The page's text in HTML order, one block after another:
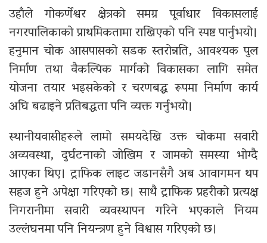
उहाँले गोकर्णेश्वर क्षेत्रको समग्र पूर्वाधार विकासलाई
नगरपालिकाको प्राथमिकतामा राखिएको पनि स्पष्ट पार्नुभयो।
हनुमान चोक आसपासको सडक स्तरोन्नति, आवश्यक पुल
निर्माण तथा वैकल्पिक मार्गको विकासका लागि समेत
योजना तयार भइसकेको र चरणबद्ध रूपमा निर्माण कार्य
अघि बढाइने प्रतिबद्धता पनि व्यक्त गर्नुभयो।
स्थानीयवासीहरूले लामो समयदेखि उक्त चोकमा सवारी
अव्यवस्था, दुर्घटनाको जोखिम र जामको समस्या भोग्दै
आएका थिए। ट्राफिक लाइट जडानसँगै अब आवागमन थप
सहज हुने अपेक्षा गरिएको छ। साथै ट्राफिक प्रहरीको प्रत्यक्ष
निगरानीमा सवारी व्यवस्थापन गरिने भएकाले नियम
उल्लंघनमा पनि नियन्त्रण हुने विश्वास गरिएको छ।